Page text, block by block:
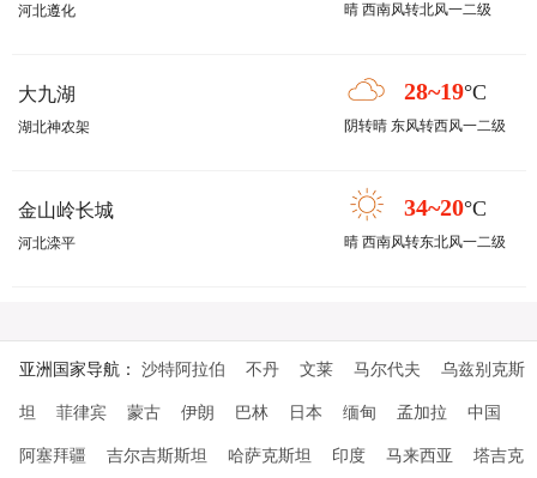
河北遵化 晴 西南风转北风一二级
大九湖
湖北神农架
28~19°C
阴转晴 东风转西风一二级
金山岭长城
河北滦平
34~20°C
晴 西南风转东北风一二级
亚洲国家导航： 沙特阿拉伯 不丹 文莱 马尔代夫 乌兹别克斯
坦 菲律宾 蒙古 伊朗 巴林 日本 缅甸 孟加拉 中国
阿塞拜疆 吉尔吉斯斯坦 哈萨克斯坦 印度 马来西亚 塔吉克